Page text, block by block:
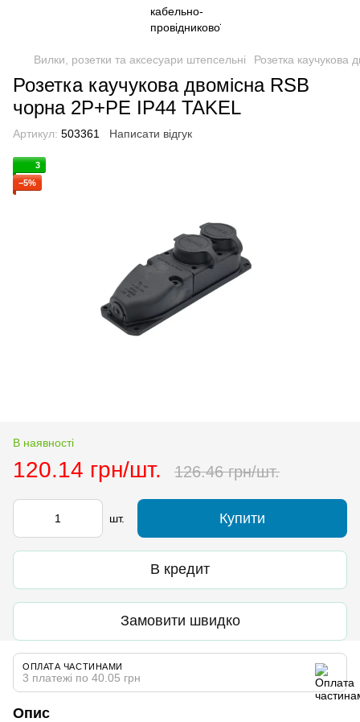
Вилки, розетки та аксесуари штепсельні Розетка каучукова
Розетка каучукова двомісна RSB
чорна 2Р+РЕ IP44 TAKEL
Артикул: 503361 Написати відгук
3
−5%
В наявності
120.14 грн/шт. 126.46 грн/шт.
шт. Купити
В кредит
Замовити швидко
ОПЛАТА ЧАСТИНАМИ
3 платежі по 40.05 грн
Опис